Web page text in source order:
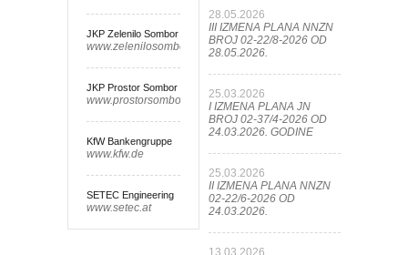
JKP Zelenilo Sombor
www.zelenilosombor.co.rs
JKP Prostor Sombor
www.prostorsombor.rs
KfW Bankengruppe
www.kfw.de
SETEC Engineering
www.setec.at
28.05.2026
III IZMENA PLANA NNZN
BROJ 02-22/8-2026 OD
28.05.2026.
25.03.2026
I IZMENA PLANA JN
BROJ 02-37/4-2026 OD
24.03.2026. GODINE
25.03.2026
II IZMENA PLANA NNZN
02-22/6-2026 OD
24.03.2026.
13.03.2026